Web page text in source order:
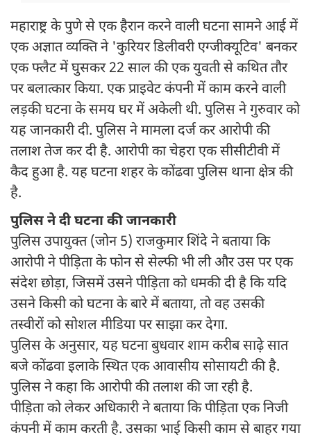
महाराष्ट्र के पुणे से एक हैरान करने वाली घटना सामने आई में
एक अज्ञात व्यक्ति ने 'कुरियर डिलीवरी एग्जीक्यूटिव' बनकर
एक फ्लैट में घुसकर 22 साल की एक युवती से कथित तौर
पर बलात्कार किया. एक प्राइवेट कंपनी में काम करने वाली
लड़की घटना के समय घर में अकेली थी. पुलिस ने गुरुवार को
यह जानकारी दी. पुलिस ने मामला दर्ज कर आरोपी की
तलाश तेज कर दी है. आरोपी का चेहरा एक सीसीटीवी में
कैद हुआ है. यह घटना शहर के कोंढवा पुलिस थाना क्षेत्र की
है.
पुलिस ने दी घटना की जानकारी
पुलिस उपायुक्त (जोन 5) राजकुमार शिंदे ने बताया कि
आरोपी ने पीड़िता के फोन से सेल्फी भी ली और उस पर एक
संदेश छोड़ा, जिसमें उसने पीड़िता को धमकी दी है कि यदि
उसने किसी को घटना के बारे में बताया, तो वह उसकी
तस्वीरों को सोशल मीडिया पर साझा कर देगा.
पुलिस के अनुसार, यह घटना बुधवार शाम करीब साढ़े सात
बजे कोंढवा इलाके स्थित एक आवासीय सोसायटी की है.
पुलिस ने कहा कि आरोपी की तलाश की जा रही है.
पीड़िता को लेकर अधिकारी ने बताया कि पीड़िता एक निजी
कंपनी में काम करती है. उसका भाई किसी काम से बाहर गया